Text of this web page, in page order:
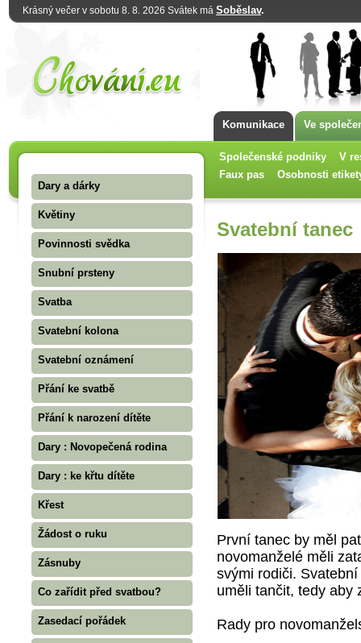
Krásný večer v sobotu 8. 8. 2026 Svátek má Soběslav.
Komunikace Ve
Společenské podniky
V
Faux pas
Osobnosti
Dary a dárky
Květiny
Povinnosti svědka
Snubní prsteny
Svatba
Svatební kolona
Svatební oznámení
Přání ke svatbě
Přání k narození dítěte
Dary : Novopečená rodina
Dary : ke křtu dítěte
Křest
Žádost o ruku
Zásnuby
Co zařídit před svatbou?
Zasedací pořádek
Svatební tanec
První tanec by měl
novomanželé měli
svými rodiči.
uměli tančit, tedy aby
Rady pro